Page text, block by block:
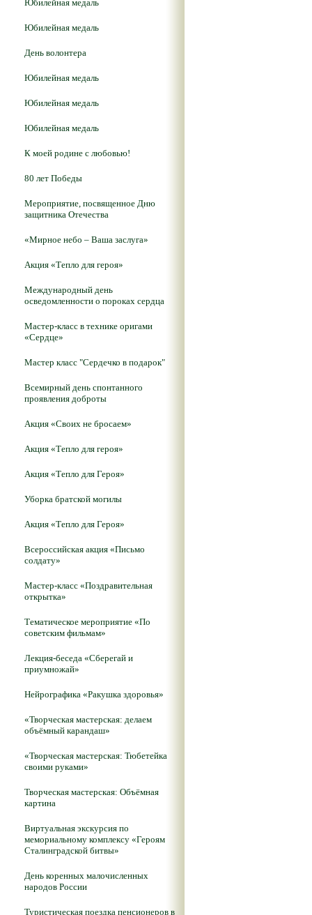
Юбилейная медаль
Юбилейная медаль
День волонтера
Юбилейная медаль
Юбилейная медаль
Юбилейная медаль
К моей родине с любовью!
80 лет Победы
Мероприятие, посвященное Дню
защитника Отечества
«Мирное небо – Ваша заслуга»
Акция «Тепло для героя»
Международный день
осведомленности о пороках сердца
Мастер-класс в технике оригами
«Сердце»
Мастер класс "Сердечко в подарок"
Всемирный день спонтанного
проявления доброты
Акция «Своих не бросаем»
Акция «Тепло для героя»
Акция «Тепло для Героя»
Уборка братской могилы
Акция «Тепло для Героя»
Всероссийская акция «Письмо
солдату»
Мастер-класс «Поздравительная
открытка»
Тематическое мероприятие «По
советским фильмам»
Лекция-беседа «Сберегай и
приумножай»
Нейрографика «Ракушка здоровья»
«Творческая мастерская: делаем
объёмный карандаш»
«Творческая мастерская: Тюбетейка
своими руками»
Творческая мастерская: Объёмная
картина
Виртуальная экскурсия по
мемориальному комплексу «Героям
Сталинградской битвы»
День коренных малочисленных
народов России
Туристическая поездка пенсионеров в